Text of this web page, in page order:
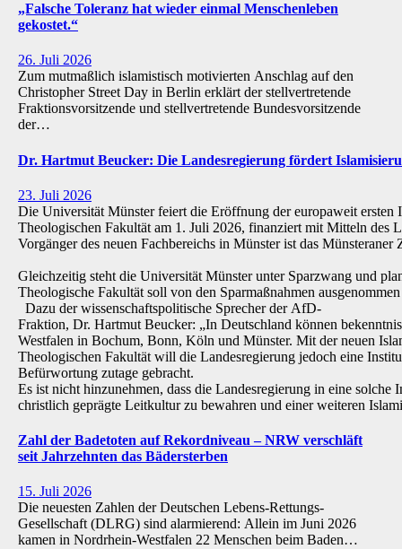
„Falsche Toleranz hat wieder einmal Menschenleben
gekostet.“
26. Juli 2026
Zum mutmaßlich islamistisch motivierten Anschlag auf den
Christopher Street Day in Berlin erklärt der stellvertretende
Fraktionsvorsitzende und stellvertretende Bundesvorsitzende
der…
Dr. Hartmut Beucker: Die Landesregierung fördert
23. Juli 2026
Die Universität Münster feiert die Eröffnung der europaweit ersten
Theologischen Fakultät am 1. Juli 2026, finanziert mit Mitteln des
Vorgänger des neuen Fachbereichs in Münster ist das
Gleichzeitig steht die Universität Münster unter Sparzwang und
Theologische Fakultät soll von den Sparmaßnahmen
Dazu der wissenschaftspolitische Sprecher der AfD-
Fraktion, Dr. Hartmut Beucker: „In Deutschland können
Westfalen in Bochum, Bonn, Köln und Münster. Mit der neuen
Theologischen Fakultät will die Landesregierung jedoch eine
Befürwortung zutage gebracht.
Es ist nicht hinzunehmen, dass die Landesregierung in eine
christlich geprägte Leitkultur zu bewahren und einer weiteren
Zahl der Badetoten auf Rekordniveau – NRW verschläft
seit Jahrzehnten das Bädersterben
15. Juli 2026
Die neuesten Zahlen der Deutschen Lebens-Rettungs-
Gesellschaft (DLRG) sind alarmierend: Allein im Juni 2026
kamen in Nordrhein-Westfalen 22 Menschen beim Baden…